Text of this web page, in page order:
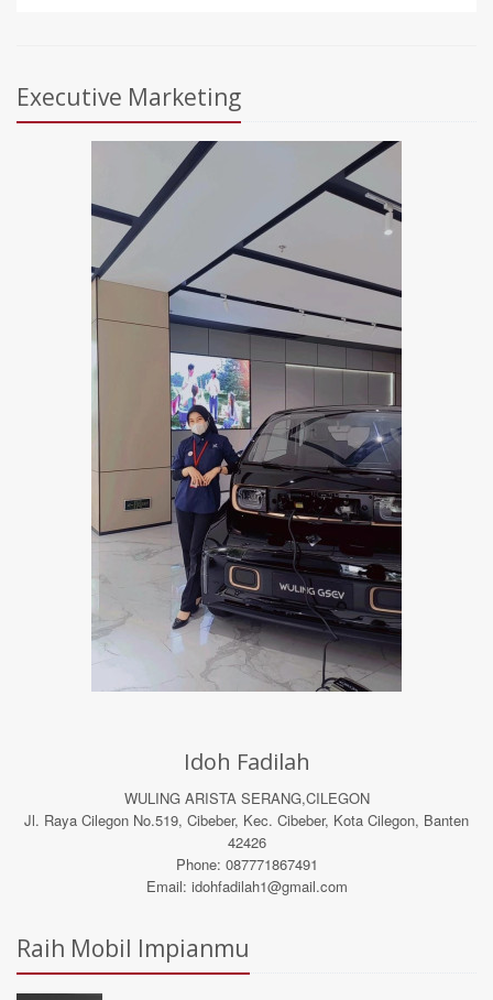
Executive Marketing
Idoh Fadilah
WULING ARISTA SERANG,CILEGON
Jl. Raya Cilegon No.519, Cibeber, Kec. Cibeber, Kota Cilegon, Banten
42426
Phone: 087771867491
Email: idohfadilah1@gmail.com
Raih Mobil Impianmu